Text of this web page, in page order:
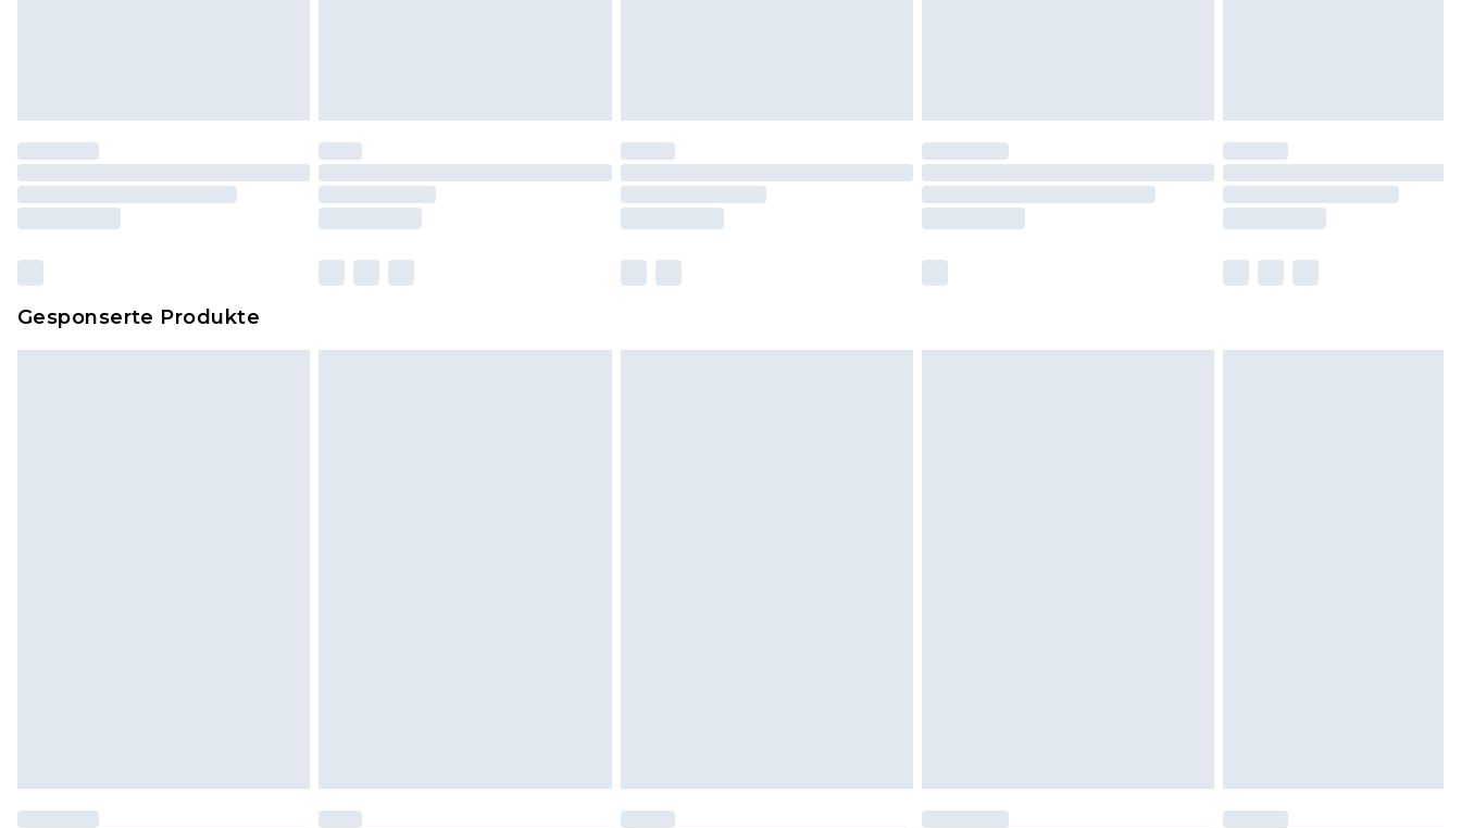
Gesponserte Produkte